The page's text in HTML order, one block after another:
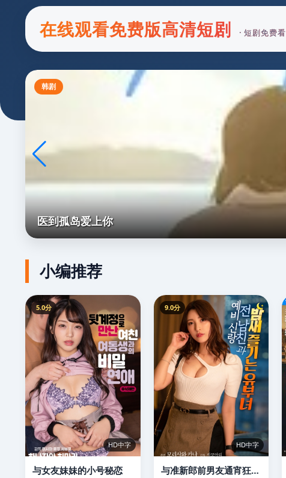
在线观看免费版高清短剧 · 短剧免费看
韩剧
医到孤岛爱上你
小编推荐
5.0分
HD中字
与女友妹妹的小号秘恋
9.0分
HD中字
与准新郎前男友通宵狂欢的人妻